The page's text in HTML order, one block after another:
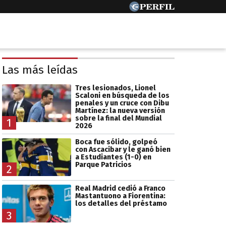
Las más leídas
1
Tres lesionados, Lionel
Scaloni en búsqueda de los
penales y un cruce con Dibu
Martínez: la nueva versión
sobre la final del Mundial
2026
2
Boca fue sólido, golpeó
con Ascacibar y le ganó bien
a Estudiantes (1-0) en
Parque Patricios
3
Real Madrid cedió a Franco
Mastantuono a Fiorentina:
los detalles del préstamo